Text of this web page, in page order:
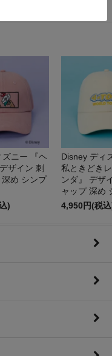
ズニー 『ヘ
ザイン 刺
め シンプ
)
Disney ディ
私ときどき
ンダ』 デザ
ャップ 深め
4,950円(税